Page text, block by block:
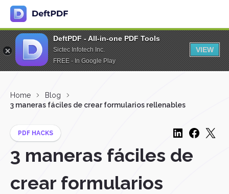
DeftPDF - All-in-one PDF Tools
Sictec Infotech Inc.
FREE - In Google Play
VIEW
Home
Blog
3 maneras fáciles de crear formularios rellenables
PDF HACKS
3 maneras fáciles de
crear formularios